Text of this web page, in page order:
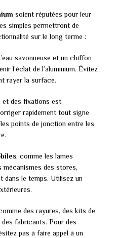
soient réputées pour leur
simples permettront de
sur le long terme :
savonneuse et un chiffon
l’éclat de l’aluminium. Évitez
rayer la surface.
et des fixations est
rapidement tout signe
points de jonction entre les
, comme les lames
mécanismes des stores,
dans le temps. Utilisez un
des rayures, des kits de
fabricants. Pour des
pas à faire appel à un